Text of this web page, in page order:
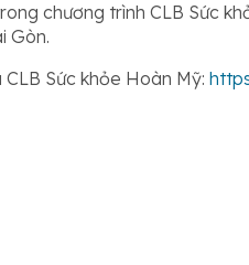
chương trình CLB Sức
Gòn.
Sức khỏe Hoàn Mỹ: